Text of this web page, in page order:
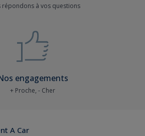
répondons à vos questions
engagements
+ Proche, - Cher
A Car